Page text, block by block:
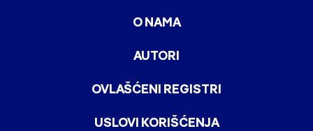
O NAMA
AUTORI
OVLAŠĆENI REGISTRI
USLOVI KORIŠĆENJA